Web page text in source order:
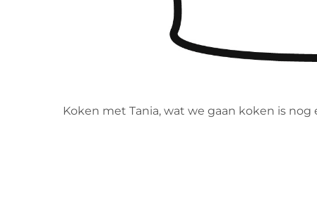
Koken met Tania, wat we gaan koken is nog